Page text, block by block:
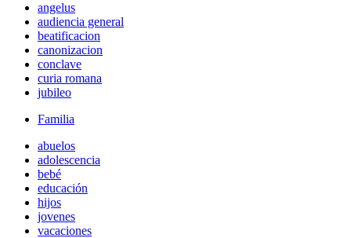
angelus
audiencia general
beatificacion
canonizacion
conclave
curia romana
jubileo
Familia
abuelos
adolescencia
bebé
educación
hijos
jovenes
vacaciones